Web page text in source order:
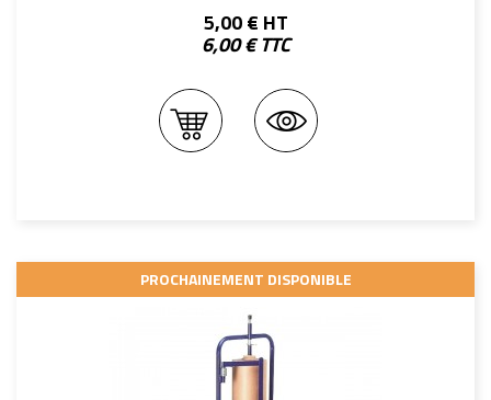
5,00 € HT
6,00 € TTC
PROCHAINEMENT DISPONIBLE